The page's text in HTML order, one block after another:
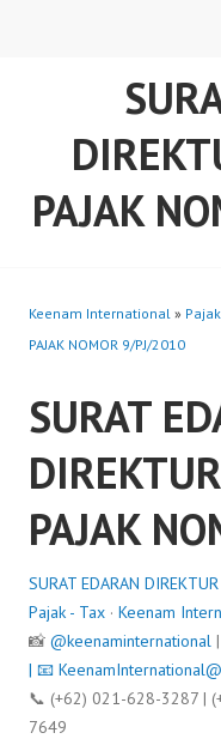
PAJAK
Keenam International »
PAJAK NOMOR 9/PJ/2010
SURAT
PAJAK
SURAT EDARAN
Pajak - Tax · Keenam
📸 @keenaminternational
| 📧
📞 (+62) 021-628-3287 |
7649